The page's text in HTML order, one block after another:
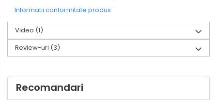
Informatii conformitate produs
Video (1)
Review-uri (3)
Recomandari